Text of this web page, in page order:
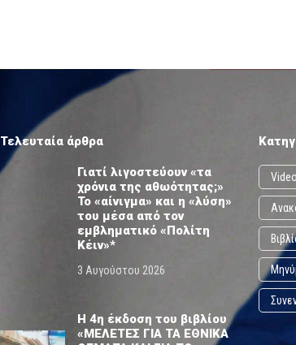
Τελευταία άρθρα
Γιατί λιγοστεύουν «τα
χρόνια της αθωότητας;»
Το «αίνιγμα» και η «λύση»
του μέσα από τον
εμβληματικό «Πολίτη
Κέιν»*
3 Αυγούστου 2026
Η 4η έκδοση του βιβλίου
«ΜΕΛΕΤΕΣ ΓΙΑ ΤΑ ΕΘΝΙΚΑ